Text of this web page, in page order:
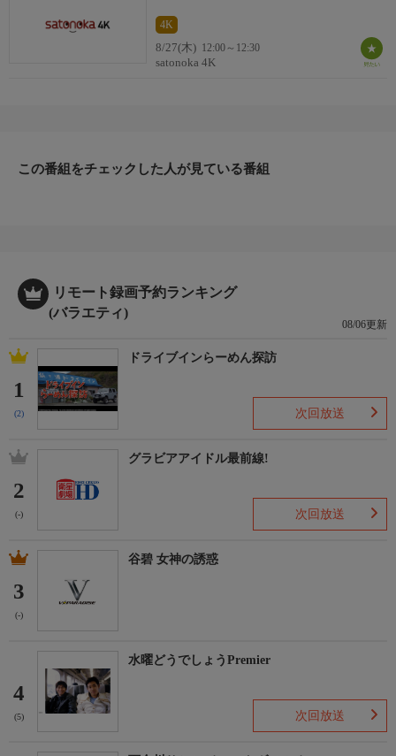
4K
8/27(木) 12:00～12:30
satonoka 4K
この番組をチェックした人が見ている番組
リモート録画予約ランキング
(バラエティ)
08/06更新
1
(2)
ドライブインらーめん探訪
次回放送
2
(-)
グラビアアイドル最前線!
次回放送
3
(-)
谷碧 女神の誘惑
4
(5)
水曜どうでしょうPremier
次回放送